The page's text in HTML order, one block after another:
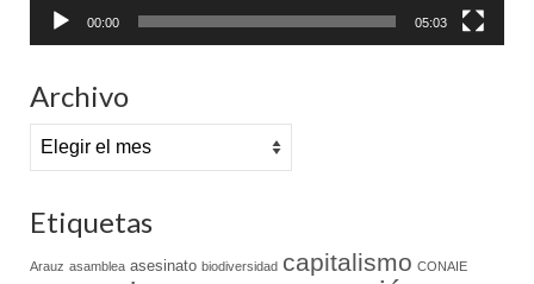
00:00 05:03
Archivo
Archivo
Etiquetas
Arauz asamblea asesinato biodiversidad capitalismo CONAIE